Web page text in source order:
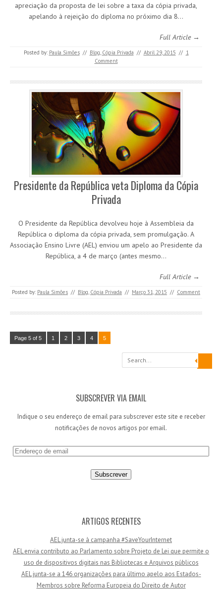
apreciação da proposta de lei sobre a taxa da cópia privada,
apelando à rejeição do diploma no próximo dia 8…
Full Article →
Posted by: Paula Simões // Blog, Cópia Privada // Abril 29, 2015 // 1
Comment
Presidente da República veta Diploma da Cópia
Privada
O Presidente da República devolveu hoje à Assembleia da
República o diploma da cópia privada, sem promulgação. A
Associação Ensino Livre (AEL) enviou um apelo ao Presidente da
República, a 4 de março (antes mesmo…
Full Article →
Posted by: Paula Simões // Blog, Cópia Privada // Março 31, 2015 // Comment
Page 5 of 5 1 2 3 4 5
Search
SUBSCREVER VIA EMAIL
Indique o seu endereço de email para subscrever este site e receber
notificações de novos artigos por email.
E
e
ARTIGOS RECENTES
AEL junta-se à campanha #SaveYourInternet
AEL envia contributo ao Parlamento sobre Projeto de Lei que permite o
uso de dispositivos digitais nas Bibliotecas e Arquivos públicos
AEL junta-se a 146 organizações para último apelo aos Estados-
Membros sobre Reforma Europeia do Direito de Autor